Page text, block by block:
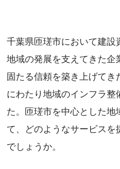
千葉県匝瑳市において建設
地域の発展を支えてきた
固たる信頼を築き上げてき
にわたり地域のインフラ整
た。匝瑳市を中心とした地
て、どのようなサービス
でしょうか。